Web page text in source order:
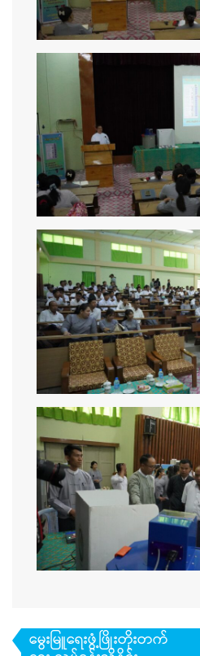
Post
မွေးမြူရေးဖွံ့ဖြိုးတိုးတက်